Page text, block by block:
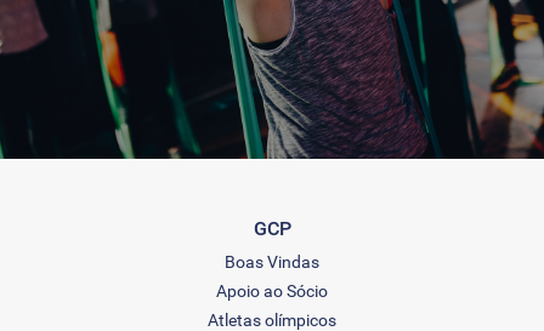
GCP
Boas Vindas
Apoio ao Sócio
Atletas olímpicos